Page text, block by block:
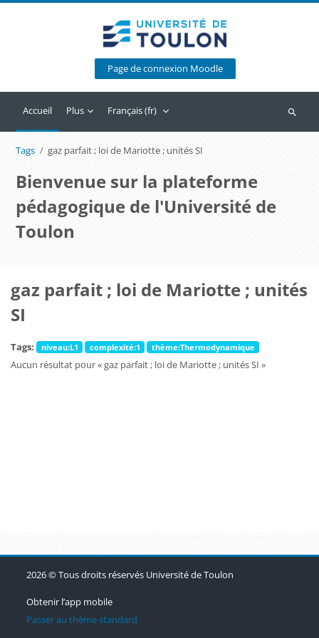
Page de connexion Moodle
Accueil Plus Français ‎(fr)‎
Tags gaz parfait ; loi de Mariotte ; unités SI
Bienvenue sur la plateforme
pédagogique de l'Université de
Toulon
gaz parfait ; loi de Mariotte ; unités
SI
Tags: niveau:L1 complexité:1 thème:Thermodynamique
Aucun résultat pour « gaz parfait ; loi de Mariotte ; unités SI »
Blocs
Blocs
Blocs
2026 © Tous droits réservés Université de Toulon
Obtenir l’app mobile
Passer au thème standard